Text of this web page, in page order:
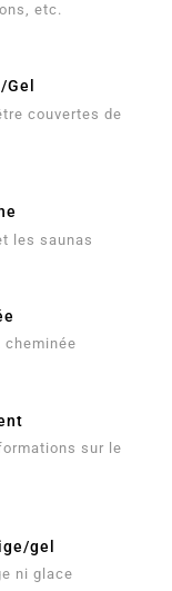
etc.
couvertes de
les saunas
cheminée
sur le
gel
ni glace